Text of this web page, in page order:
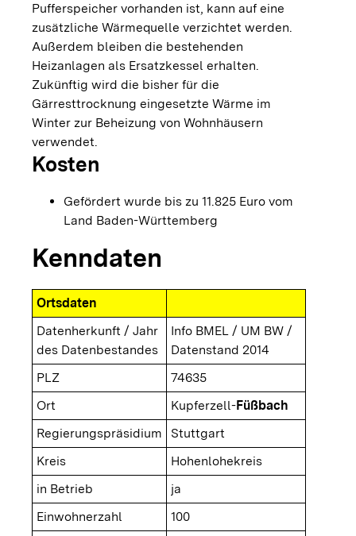
Pufferspeicher vorhanden ist, kann auf eine
zusätzliche Wärmequelle verzichtet werden.
Außerdem bleiben die bestehenden
Heizanlagen als Ersatzkessel erhalten.
Zukünftig wird die bisher für die
Gärresttrocknung eingesetzte Wärme im
Winter zur Beheizung von Wohnhäusern
verwendet.
Kosten
Gefördert wurde bis zu 11.825 Euro vom
Land Baden-Württemberg
Kenndaten
Ortsdaten
Datenherkunft / Jahr
des Datenbestandes
Info BMEL / UM BW /
Datenstand 2014
PLZ
74635
Ort
Kupferzell-Füßbach
Regierungspräsidium
Stuttgart
Kreis
Hohenlohekreis
in Betrieb
ja
Einwohnerzahl
100